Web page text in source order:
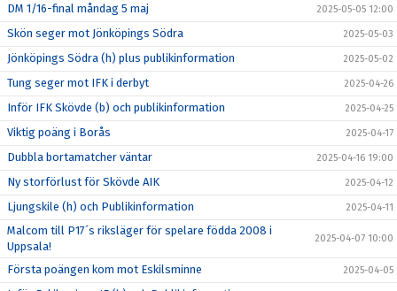
DM 1/16-final måndag 5 maj 2025-05-05 12:00
Skön seger mot Jönköpings Södra 2025-05-03
Jönköpings Södra (h) plus publikinformation 2025-05-02
Tung seger mot IFK i derbyt 2025-04-26
Inför IFK Skövde (b) och publikinformation 2025-04-25
Viktig poäng i Borås 2025-04-17
Dubbla bortamatcher väntar 2025-04-16 19:00
Ny storförlust för Skövde AIK 2025-04-12
Ljungskile (h) och Publikinformation 2025-04-11
Malcom till P17´s riksläger för spelare födda 2008 i
Uppsala!
2025-04-07 10:00
Första poängen kom mot Eskilsminne 2025-04-05